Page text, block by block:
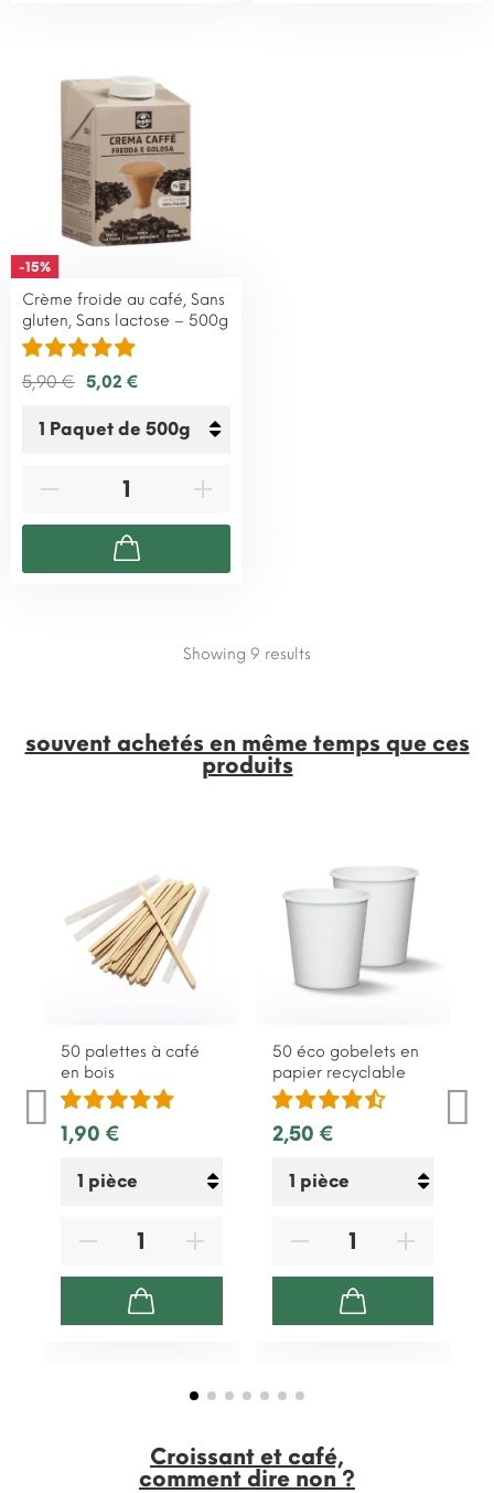
-15%
Crème froide au café, Sans
gluten, Sans lactose – 500g
5,90 € 5,02 €
Showing 9 results
souvent achetés en même temps que ces
produits
50 palettes à café
en bois
1,90 €
50 éco gobelets en
papier recyclable
2,50 €
Croissant et café,
comment dire non ?